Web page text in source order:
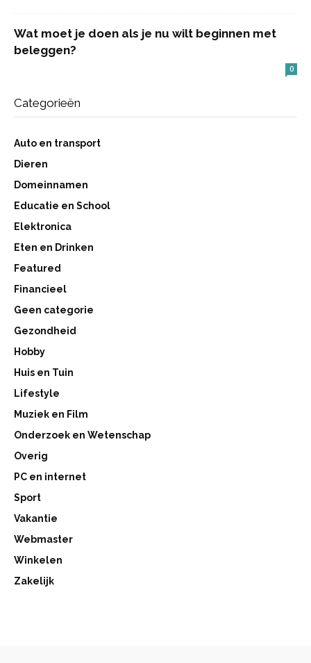
Wat moet je doen als je nu wilt beginnen met
beleggen?
0
Categorieën
Auto en transport
Dieren
Domeinnamen
Educatie en School
Elektronica
Eten en Drinken
Featured
Financieel
Geen categorie
Gezondheid
Hobby
Huis en Tuin
Lifestyle
Muziek en Film
Onderzoek en Wetenschap
Overig
PC en internet
Sport
Vakantie
Webmaster
Winkelen
Zakelijk